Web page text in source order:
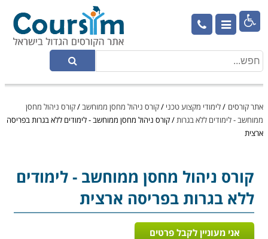

אתר קורסים /לימודי מקצוע טכני /קורס ניהול מחסן ממוחשב/קורס ניהול מחסן
ממוחשב - לימודים ללא בגרות/קורס ניהול מחסן ממוחשב - לימודים ללא בגרות בפריסה
ארצית
קורס ניהול מחסן ממוחשב - לימודים
ללא בגרות בפריסה ארצית
אני מעוניין לקבל פרטים